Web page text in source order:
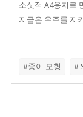
소싯적 A4용지로
지금은 우주를 지
#종이 모형 #